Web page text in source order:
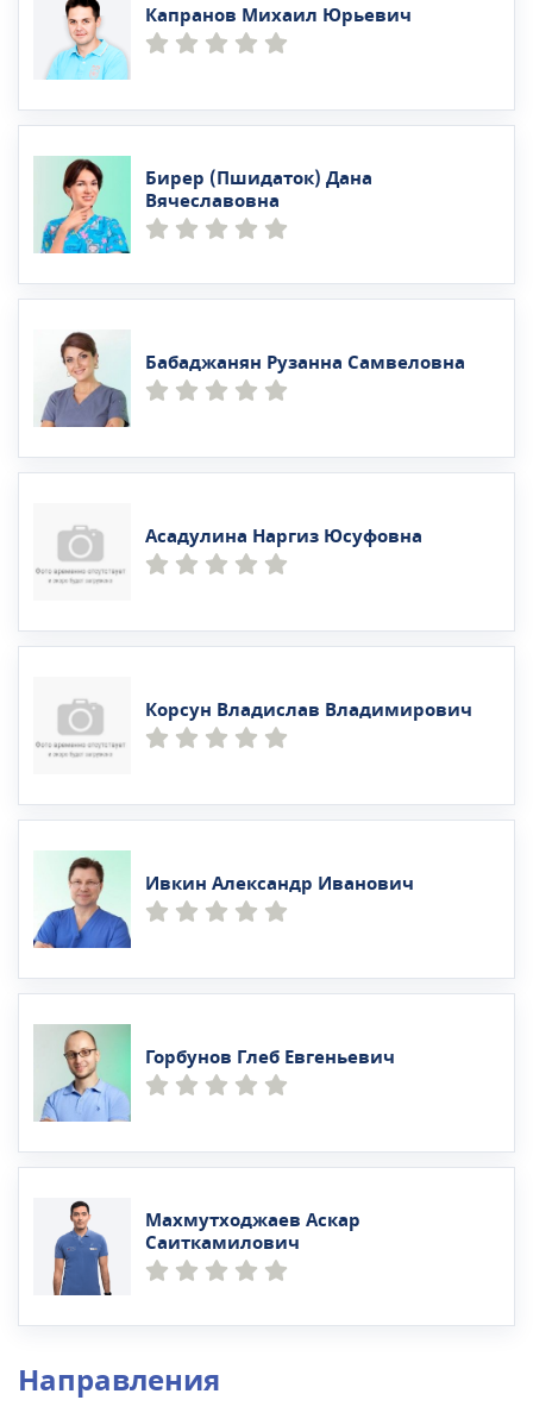
Капранов Михаил Юрьевич
Бирер (Пшидаток) Дана
Вячеславовна
Бабаджанян Рузанна Самвеловна
Асадулина Наргиз Юсуфовна
Корсун Владислав Владимирович
Ивкин Александр Иванович
Горбунов Глеб Евгеньевич
Махмутходжаев Аскар
Саиткамилович
Направления